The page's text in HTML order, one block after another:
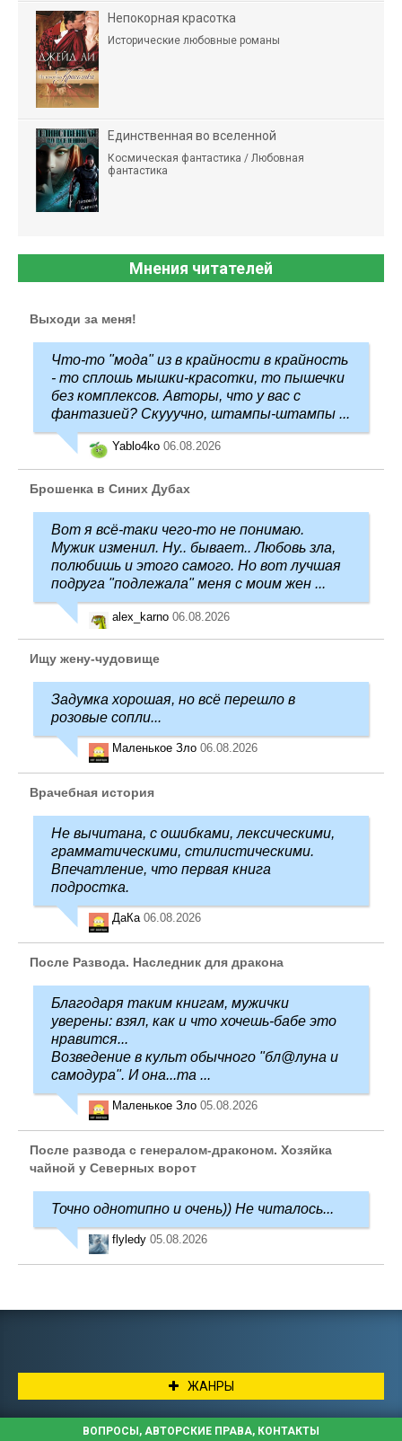
Непокорная красотка
Исторические любовные романы
Единственная во вселенной
Космическая фантастика / Любовная
фантастика
Мнения читателей
Выходи за меня!
Что-то "мода" из в крайности в крайность
- то сплошь мышки-красотки, то пышечки
без комплексов. Авторы, что у вас с
фантазией? Скууучно, штампы-штампы ...
Yablo4ko 06.08.2026
Брошенка в Синих Дубах
Вот я всё-таки чего-то не понимаю.
Мужик изменил. Ну.. бывает.. Любовь зла,
полюбишь и этого самого. Но вот лучшая
подруга "подлежала" меня с моим жен ...
alex_karno 06.08.2026
Ищу жену-чудовище
Задумка хорошая, но всё перешло в
розовые сопли...
Маленькое Зло 06.08.2026
Врачебная история
Не вычитана, с ошибками, лексическими,
грамматическими, стилистическими.
Впечатление, что первая книга
подростка.
ДаКа 06.08.2026
После Развода. Наследник для дракона
Благодаря таким книгам, мужички
уверены: взял, как и что хочешь-бабе это
нравится...
Возведение в культ обычного "бл@луна и
самодура". И она...та ...
Маленькое Зло 05.08.2026
После развода с генералом-драконом. Хозяйка
чайной у Северных ворот
Точно однотипно и очень)) Не читалось...
flyledy 05.08.2026
ЖАНРЫ
ВОПРОСЫ, АВТОРСКИЕ ПРАВА, КОНТАКТЫ